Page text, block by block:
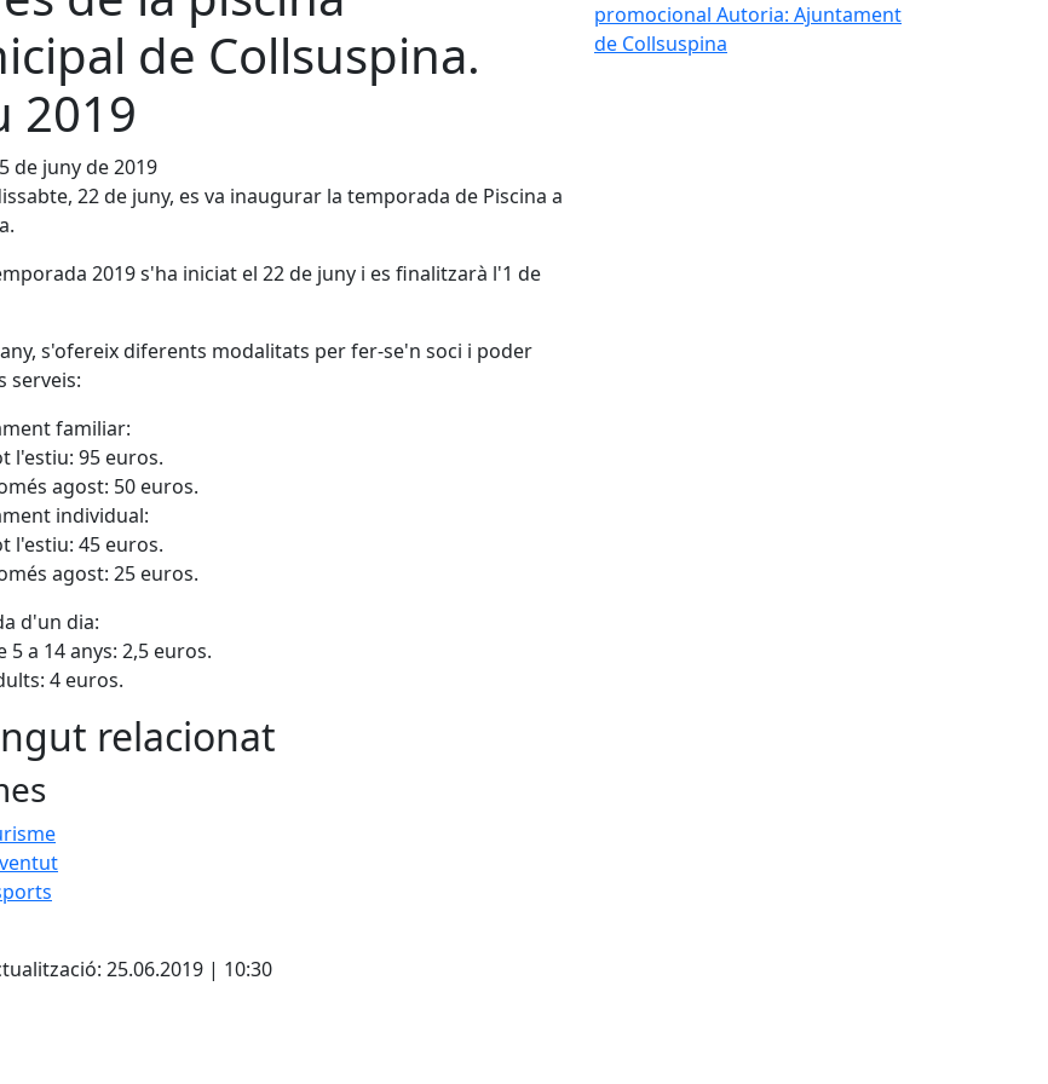
de Collsuspina.
2019
de juny de 2019
22 de juny, es va inaugurar la temporada de Piscina a
2019 s'ha iniciat el 22 de juny i es finalitzarà l'1 de
s'ofereix diferents modalitats per fer-se'n soci i poder
serveis:
familiar:
l'estiu: 95 euros.
agost: 50 euros.
individual:
l'estiu: 45 euros.
agost: 25 euros.
d'un dia:
5 a 14 anys: 2,5 euros.
4 euros.
relacionat
25.06.2019 | 10:30
promocional Autoria: Ajuntament
de Collsuspina